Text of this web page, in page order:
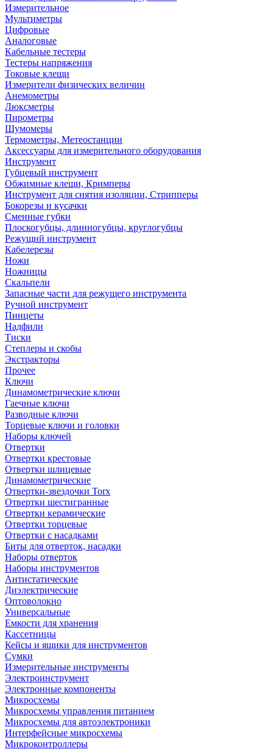
Измерительное
Мультиметры
Цифровые
Аналоговые
Кабельные тестеры
Тестеры напряжения
Токовые клещи
Измерители физических величин
Анемометры
Люксметры
Пирометры
Шумомеры
Термометры, Метеостанции
Аксессуары для измерительного оборудования
Инструмент
Губцевый инструмент
Обжимные клещи, Кримперы
Инструмент для снятия изоляции, Стрипперы
Бокорезы и кусачки
Сменные губки
Плоскогубцы, длинногубцы, круглогубцы
Режущий инструмент
Кабелерезы
Ножи
Ножницы
Скальпели
Запасные части для режущего инструмента
Ручной инструмент
Пинцеты
Надфили
Тиски
Степлеры и скобы
Экстракторы
Прочее
Ключи
Динамометрические ключи
Гаечные ключи
Разводные ключи
Торцевые ключи и головки
Наборы ключей
Отвертки
Отвертки крестовые
Отвертки шлицевые
Динамометрические
Отвертки-звездочки Torx
Отвертки шестигранные
Отвертки керамические
Отвертки торцевые
Отвертки с насадками
Биты для отверток, насадки
Наборы отверток
Наборы инструментов
Антистатические
Диэлектрические
Оптоволокно
Универсальные
Емкости для хранения
Кассетницы
Кейсы и ящики для инструментов
Сумки
Измерительные инструменты
Электроинструмент
Электронные компоненты
Микросхемы
Микросхемы управления питанием
Микросхемы для автоэлектроники
Интерфейсные микросхемы
Микроконтроллеры